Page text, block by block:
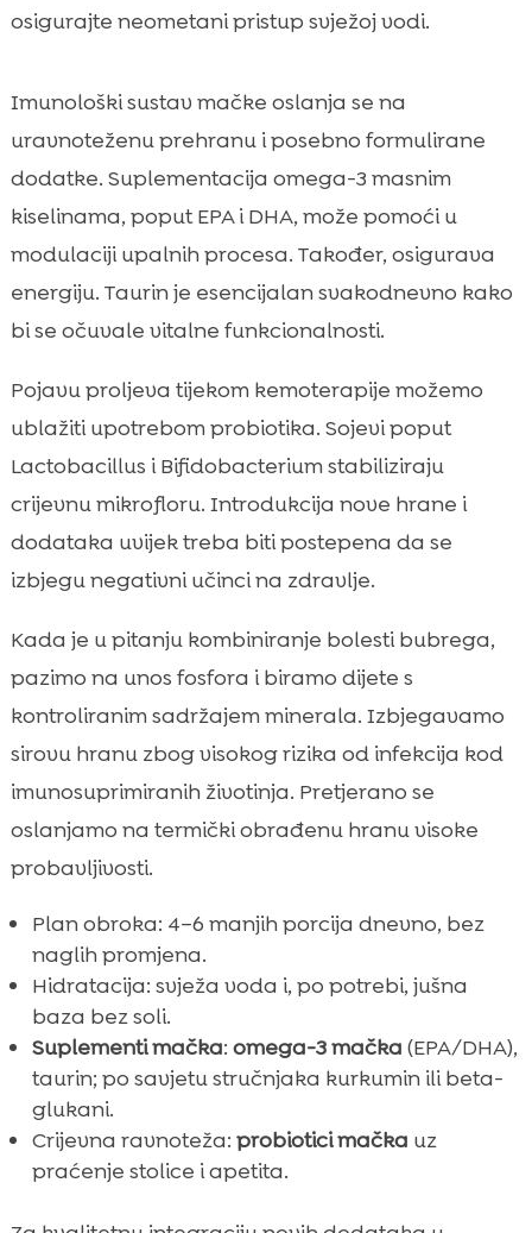
osigurajte neometani pristup svježoj vodi.
Imunološki sustav mačke oslanja se na
uravnoteženu prehranu i posebno formulirane
dodatke. Suplementacija omega-3 masnim
kiselinama, poput EPA i DHA, može pomoći u
modulaciji upalnih procesa. Također, osigurava
energiju. Taurin je esencijalan svakodnevno kako
bi se očuvale vitalne funkcionalnosti.
Pojavu proljeva tijekom kemoterapije možemo
ublažiti upotrebom probiotika. Sojevi poput
Lactobacillus i Bifidobacterium stabiliziraju
crijevnu mikrofloru. Introdukcija nove hrane i
dodataka uvijek treba biti postepena da se
izbjegu negativni učinci na zdravlje.
Kada je u pitanju kombiniranje bolesti bubrega,
pazimo na unos fosfora i biramo dijete s
kontroliranim sadržajem minerala. Izbjegavamo
sirovu hranu zbog visokog rizika od infekcija kod
imunosuprimiranih životinja. Pretjerano se
oslanjamo na termički obrađenu hranu visoke
probavljivosti.
Plan obroka: 4–6 manjih porcija dnevno, bez
naglih promjena.
Hidratacija: svježa voda i, po potrebi, jušna
baza bez soli.
Suplementi mačka: omega-3 mačka (EPA/DHA),
taurin; po savjetu stručnjaka kurkumin ili beta-
glukani.
Crijevna ravnoteža: probiotici mačka uz
praćenje stolice i apetita.